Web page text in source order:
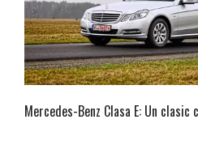
Mercedes-Benz Clasa E: Un clasic